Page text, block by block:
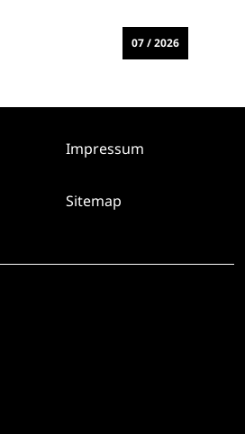
07 / 2026
Impressum
Sitemap